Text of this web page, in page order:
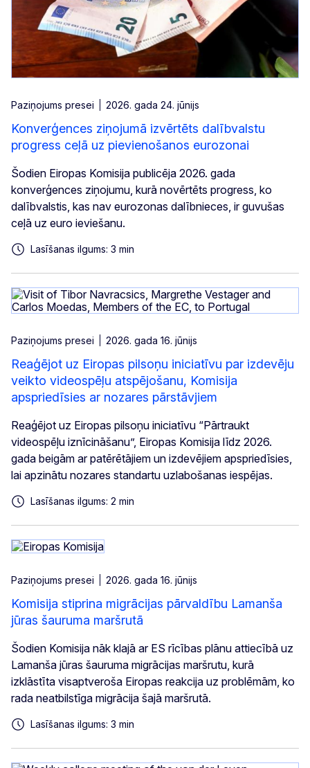
Paziņojums presei 2026. gada 24. jūnijs
Konverģences ziņojumā izvērtēts dalībvalstu
progress ceļā uz pievienošanos eurozonai
Šodien Eiropas Komisija publicēja 2026. gada
konverģences ziņojumu, kurā novērtēts progress, ko
dalībvalstis, kas nav eurozonas dalībnieces, ir guvušas
ceļā uz euro ieviešanu.
Lasīšanas ilgums: 3 min
Paziņojums presei 2026. gada 16. jūnijs
Reaģējot uz Eiropas pilsoņu iniciatīvu par izdevēju
veikto videospēļu atspējošanu, Komisija
apspriedīsies ar nozares pārstāvjiem
Reaģējot uz Eiropas pilsoņu iniciatīvu “Pārtraukt
videospēļu iznīcināšanu”, Eiropas Komisija līdz 2026.
gada beigām ar patērētājiem un izdevējiem apspriedīsies,
lai apzinātu nozares standartu uzlabošanas iespējas.
Lasīšanas ilgums: 2 min
Paziņojums presei 2026. gada 16. jūnijs
Komisija stiprina migrācijas pārvaldību Lamanša
jūras šauruma maršrutā
Šodien Komisija nāk klajā ar ES rīcības plānu attiecībā uz
Lamanša jūras šauruma migrācijas maršrutu, kurā
izklāstīta visaptveroša Eiropas reakcija uz problēmām, ko
rada neatbilstīga migrācija šajā maršrutā.
Lasīšanas ilgums: 3 min